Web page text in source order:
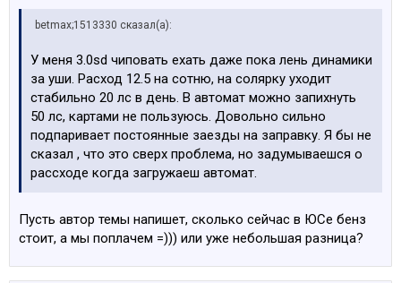
Код Наименование (порт) Наименование (EPC)
подгот.под моб.телефон США/Канада
S655A SATELLITENTUNER спутниковый радиоприемник
BMW
S697A AREA-CODE 1 код 1 для DVD
S6AAA BMW TELESERVICES BMW ТелеСервис
S6ABA STEUERUNG TELESERVICES Управление
ТелеСервис
дорожном движении
S760A INDIVIDUAL HOCHGLANZ SHADOW LINE Shadow-
betmax;1513330 сказал(а):
У меня 3.0sd чиповать ехать даже пока лень динамики
за уши. Расход 12.5 на сотню, на солярку уходит
стабильно 20 лс в день. В автомат можно запихнуть
50 лс, картами не пользуюсь. Довольно сильно
подпаривает постоянные заезды на заправку. Я бы не
сказал , что это сверх проблема, но задумываешся о
рассходе когда загружаеш автомат.
Пусть автор темы напишет, сколько сейчас в ЮСе бенз
стоит, а мы поплачем =))) или уже небольшая разница?